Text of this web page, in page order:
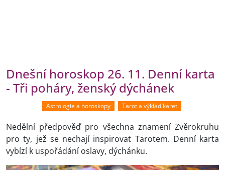
Dnešní horoskop 26. 11. Denní karta
- Tři poháry, ženský dýchánek
Astrologie a horoskopy Tarot a výklad karet
Nedělní předpověď pro všechna znamení Zvěrokruhu
pro ty, jež se nechají inspirovat Tarotem. Denní karta
vybízí k uspořádání oslavy, dýchánku.